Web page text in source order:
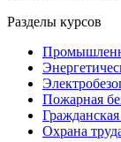
Разделы курсов
Пожарная
Охрана